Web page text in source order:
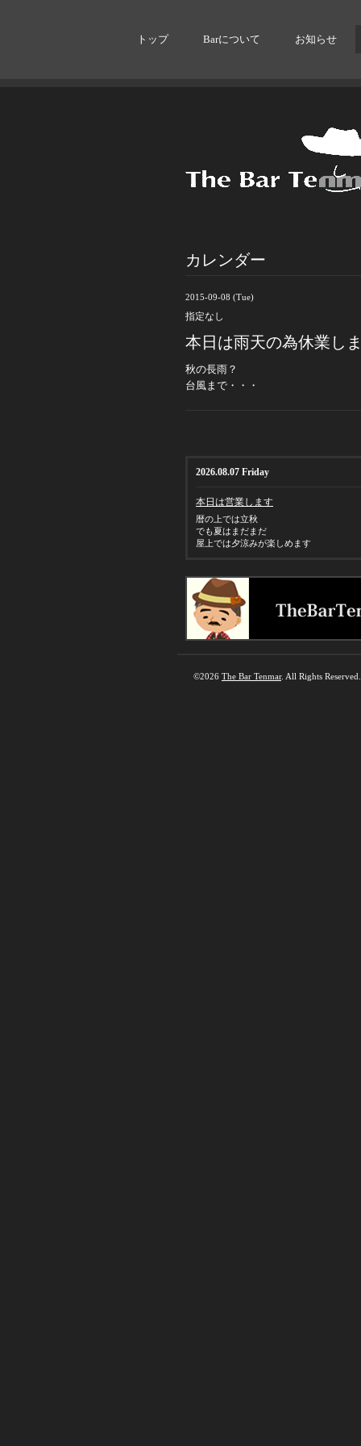
トップ Barについて お知らせ
カレンダー
2015-09-08 (Tue)
指定なし
本日は雨天の為休業し
秋の長雨？
台風まで・・・
2026.08.07 Friday
本日は営業します
暦の上では立秋
でも夏はまだまだ
屋上では夕涼みが楽しめます
©2026 The Bar Tenmar. All Rights Reserved.